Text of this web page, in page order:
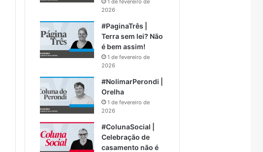
1 de fevereiro de
2026
#PaginaTrês |
Terra sem lei? Não
é bem assim!
1 de fevereiro de
2026
#NolimarPerondi |
Orelha
1 de fevereiro de
2026
#ColunaSocial |
Celebração de
casamento não é